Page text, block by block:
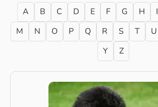
A B C D E F G H I
M
N O P Q R S T U
Y
Z